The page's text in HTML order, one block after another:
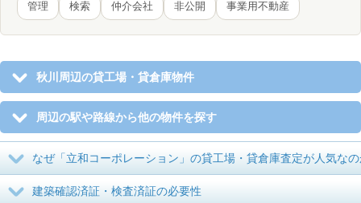
管理 検索 仲介会社 非公開 事業用不動産
秋川周辺の貸工場・貸倉庫物件
周辺の駅や路線から他の物件を探す
なぜ「立和コーポレーション」の貸工場・貸倉庫査定が人気な
建築確認済証・検査済証の必要性